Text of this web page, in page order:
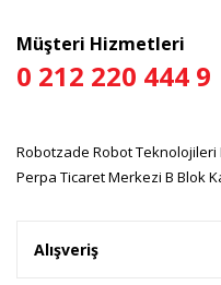
Müşteri Hizmetleri
0 212 220 444 9
Robotzade Robot Teknolojileri
Perpa Ticaret Merkezi B Blok
Alışveriş